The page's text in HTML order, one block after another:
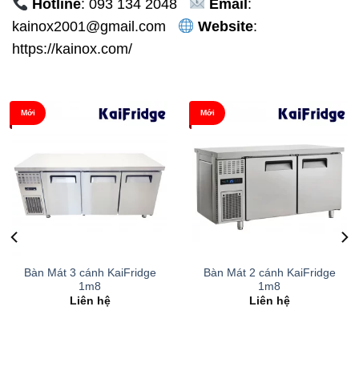
Hotline: 093 134 2048 Email :
kainox2001@gmail.com
Website:
https://kainox.com/
Mới
Bàn Mát 3 cánh KaiFridge
1m8
Liên hệ
Mới
Bàn Mát 2 cánh KaiFridge
1m8
Liên hệ